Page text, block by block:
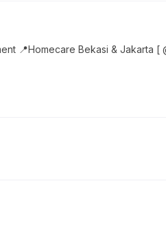
📍Homecare Bekasi & Jakarta [